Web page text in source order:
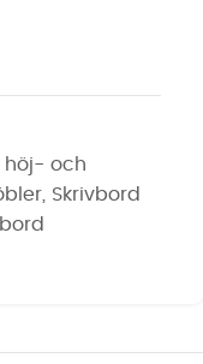
höj- och
Skrivbord